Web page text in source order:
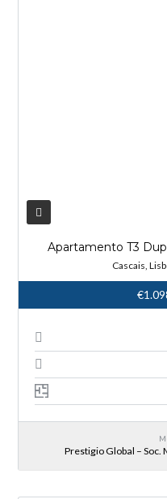
Apartamento T3
Cascais,
Prestigio Global – Soc.